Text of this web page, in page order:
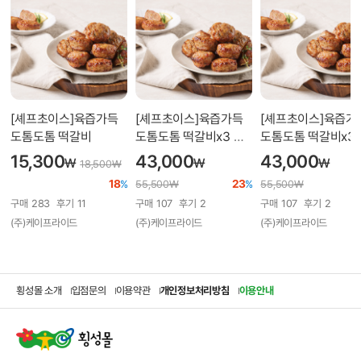
[셰프초이스]육즙가득
도톰도톰 떡갈비
15,300₩ 18,500₩
18%
구매 283 후기 11
(주)케이프라이드
[셰프초이스]육즙가득
도톰도톰 떡갈비x3 무
료배송
43,000₩
55,500₩ 23%
구매 107 후기 2
(주)케이프라이드
[셰프초이스]육즙가
도톰도톰 떡갈비x3
료배송
43,000₩
55,500₩
구매 107 후기 2
(주)케이프라이드
횡성몰 소개 입점문의 이용약관 개인정보처리방침 이용안내